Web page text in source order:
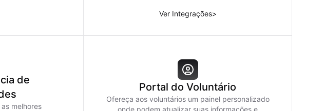
Ver Integrações>
de
melhores
Portal do Voluntário
Ofereça aos voluntários um painel personalizado
onde podem atualizar suas informações e